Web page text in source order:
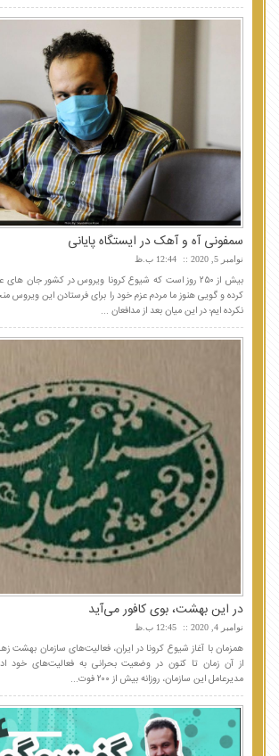
سمفونی آه و آهک در ایستگاه پایانی
نوامبر 5, 2020 12:44 ب.ظ
بیش از ۲۵۰ روز است که شیوع کرونا ویروس در کشور جان های
کرده و گویی هنوز ما مردم عزم خود را برای فرستادن این ویروس
نکرده ایم؛ در این میان بعد از مدافعان ...
در این بهشت، بوی کافور می‌آید
نوامبر 4, 2020 12:45 ب.ظ
همزمان با آغاز شیوع کرونا در ایران، فعالیت‌های سازمان بهشت
از آن زمان تا کنون در وضعیت بحرانی به فعالیت‌های خود
مدیرعامل این سازمان، روزانه بیش از ۲۰۰ فوت...